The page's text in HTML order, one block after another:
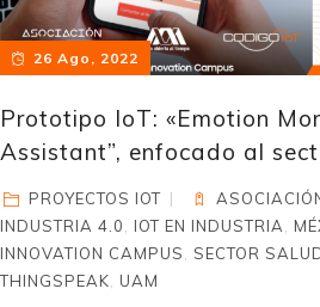
26 Ago, 2022
Prototipo IoT: «Emotion
Assistant”, enfocado al
PROYECTOS IOT
INDUSTRIA 4.0
IOT EN INDUSTRIA
INNOVATION CAMPUS
SECTOR
THINGSPEAK
UAM